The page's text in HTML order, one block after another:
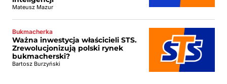
Mateusz Mazur
Bukmacherka
Ważna inwestycja właścicieli STS.
Zrewolucjonizują polski rynek
bukmacherski?
Bartosz Burzyński